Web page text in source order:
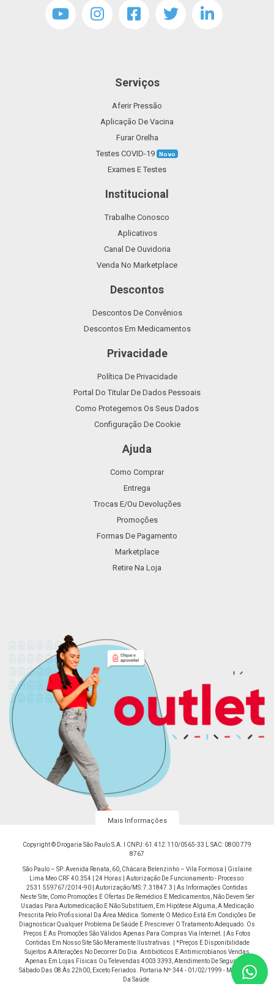
Serviços
Aferir Pressão
Aplicação De Vacina
Furar Orelha
Testes COVID-19 Novo
Exames E Testes
Institucional
Trabalhe Conosco
Aplicativos
Canal De Ouvidoria
Venda No Marketplace
Descontos
Descontos De Convênios
Descontos Em Medicamentos
Privacidade
Política De Privacidade
Portal Do Titular De Dados Pessoais
Como Protegemos Os Seus Dados
Configuração De Cookie
Ajuda
Como Comprar
Entrega
Trocas E/ou Devoluções
Promoções
Formas De Pagamento
Marketplace
Retire Na Loja
Mais Informações
Copyright © Drogaria São Paulo S.A. I CNPJ: 61.412.110/0565-33 L SAC: 0800 779
8767
São Paulo – SP: Avenida Renata, 60, Chácara Belenzinho – Vila Formosa | Gislaine
Lima Meo CRF 40.354 | 24 Horas | Autorização De Funcionamento - Processo:
2531.559767/2014-90 | Autorização/MS: 7.31847.3 | As Informações Contidas
Neste Site, Como Promoções E Ofertas De Remédios E Medicamentos, Não Devem Ser
Usadas Para Automedicação E Não Substituem, Em Hipótese Alguma, A Medicação
Prescrita Pelo Profissional Da Área Médica. Somente O Médico Está Em Condições De
Diagnosticar Qualquer Problema De Saúde E Prescrever O Tratamento Adequado. Os
Preços E As Promoções São Válidos Apenas Para Compras Via Internet. | As Fotos
Contidas Em Nosso Site São Meramente Ilustrativas. | *Preços E Disponibilidade
Sujeitos A Alterações No Decorrer Do Dia. Antibióticos E Antimicrobianos Vendas
Apenas Em Lojas Físicas Ou Televendas 4003 3393, Atendimento De Segunda À
Sábado Das 08 Às 22h00, Exceto Feriados. Portaria Nº 344 - 01/02/1999 - Ministério
Da Saúde.